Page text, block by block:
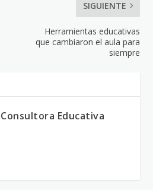
SIGUIENTE
Herramientas educativas
que cambiaron el aula para
siempre
Consultora Educativa